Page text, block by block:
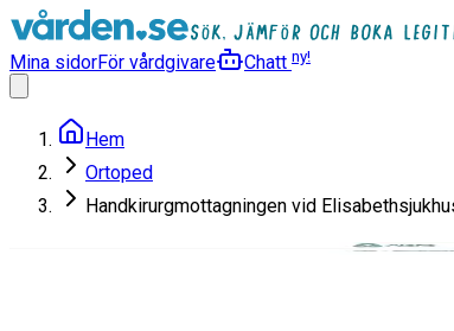
Mina sidorFör vårdgivare Chatt ny!
Hem
Ortoped
Handkirurgmottagningen vid